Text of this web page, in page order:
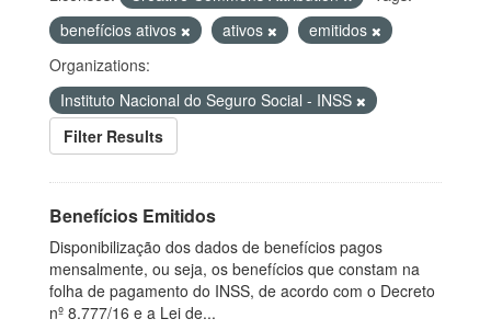
benefícios ativos
ativos
emitidos
Organizations:
Instituto Nacional do Seguro Social - INSS
Filter Results
Benefícios Emitidos
Disponibilização dos dados de benefícios pagos
mensalmente, ou seja, os benefícios que constam na
folha de pagamento do INSS, de acordo com o Decreto
nº 8.777/16 e a Lei de...